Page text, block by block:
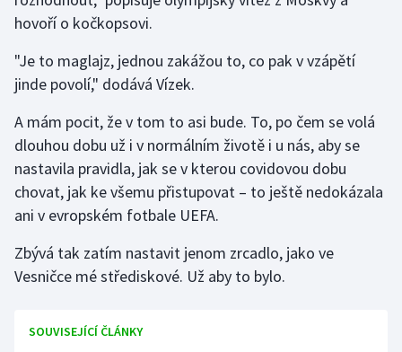
hovoří o kočkopsovi.
"Je to maglajz, jednou zakážou to, co pak v vzápětí
jinde povolí," dodává Vízek.
A mám pocit, že v tom to asi bude. To, po čem se volá
dlouhou dobu už i v normálním životě i u nás, aby se
nastavila pravidla, jak se v kterou covidovou dobu
chovat, jak ke všemu přistupovat – to ještě nedokázala
ani v evropském fotbale UEFA.
Zbývá tak zatím nastavit jenom zrcadlo, jako ve
Vesničce mé střediskové. Už aby to bylo.
SOUVISEJÍCÍ ČLÁNKY